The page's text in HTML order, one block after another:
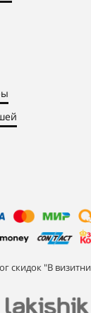
скидок "В